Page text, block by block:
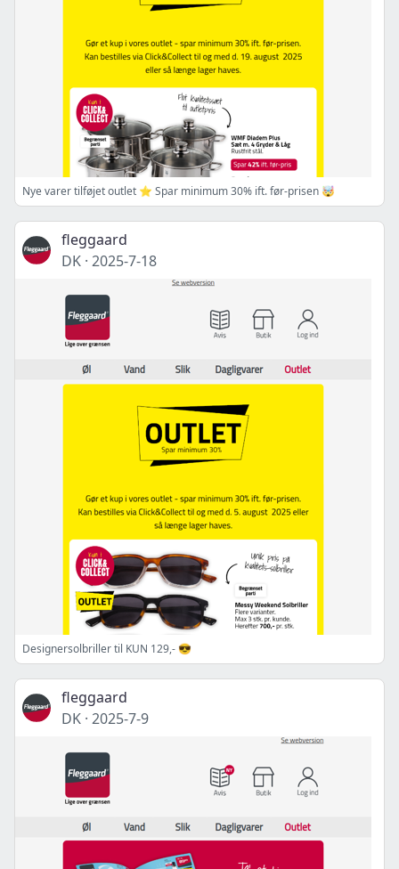
Nye varer tilføjet outlet ⭐ Spar minimum 30% ift. før-prisen 🤯
fleggaard
DK · 2025-7-18
Designersolbriller til KUN 129,- 😎
fleggaard
DK · 2025-7-9